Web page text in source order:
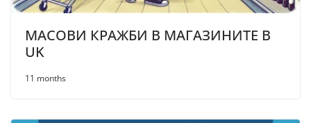
МАСОВИ КРАЖБИ В МАГАЗИНИТЕ В
UK
11 months